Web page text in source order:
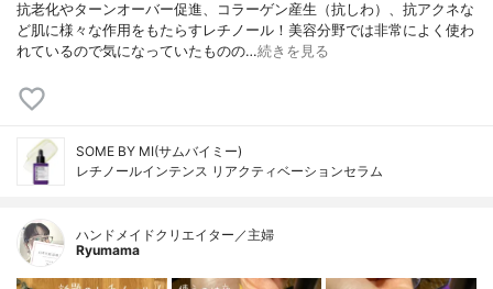
抗老化やターンオーバー促進、コラーゲン産生（抗しわ）、抗アクネな
ど肌に様々な作用をもたらすレチノール！美容分野では非常によく使わ
れているので気になっていたものの…続きを見る
SOME BY MI(サムバイミー)
レチノールインテンス リアクティベーションセラム
ハンドメイドクリエイター／主婦
Ryumama